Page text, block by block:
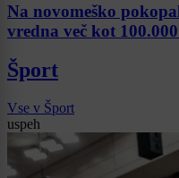
Na novomeško
vredna več kot
Šport
Vse v Šport
uspeh